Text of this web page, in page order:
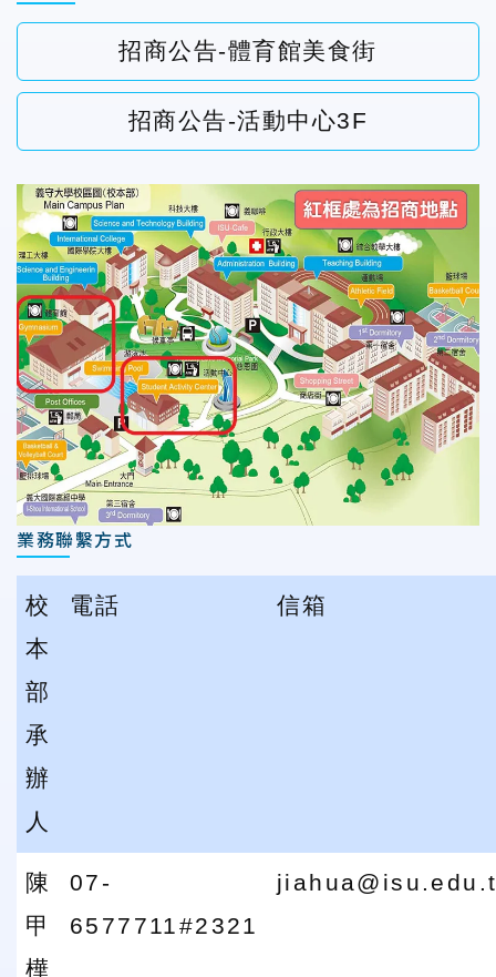
招商公告-體育館美食街
招商公告-活動中心3F
業務聯繫方式
校
本
部
承
辦
人
電話 信箱
陳
甲
樺
07-
6577711#2321